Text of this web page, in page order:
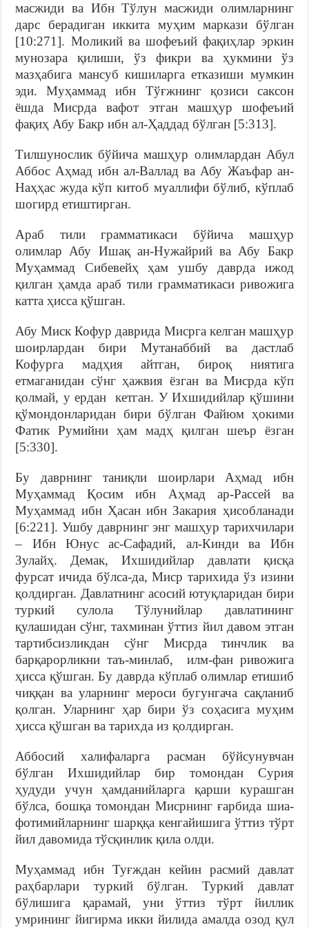
масжиди ва Ибн Тўлун масжиди олимларнинг
дарс берадиган иккита муҳим маркази бўлган
[10:271]. Моликий ва шофеъий фақиҳлар эркин
мунозара қилиши, ўз фикри ва ҳукмини ўз
мазҳабига мансуб кишиларга етказиши мумкин
эди. Муҳаммад ибн Тўғжнинг қозиси саксон
ёшда Мисрда вафот этган машҳур шофеъий
фақиҳ Абу Бакр ибн ал-Ҳаддад бўлган [5:313].
Тилшунослик бўйича машҳур олимлардан Абул
Аббос Аҳмад ибн ал-Валлад ва Абу Жаъфар ан-
Наҳҳас жуда кўп китоб муаллифи бўлиб, кўплаб
шогирд етиштирган.
Араб тили грамматикаси бўйича машҳур
олимлар Абу Ишақ ан-Нужайрий ва Абу Бакр
Муҳаммад Сибевейҳ ҳам ушбу даврда ижод
қилган ҳамда араб тили грамматикаси ривожига
катта ҳисса қўшган.
Абу Миск Кофур даврида Мисрга келган машҳур
шоирлардан бири Мутанаббий ва дастлаб
Кофурга мадҳия айтган, бироқ ниятига
етмаганидан сўнг ҳажвия ёзган ва Мисрда кўп
қолмай, у ердан кетган. У Ихшидийлар қўшини
қўмондонларидан бири бўлган Файюм ҳокими
Фатик Румийни ҳам мадҳ қилган шеър ёзган
[5:330].
Бу даврнинг таниқли шоирлари Аҳмад ибн
Муҳаммад Қосим ибн Аҳмад ар-Рассей ва
Муҳаммад ибн Ҳасан ибн Закария ҳисобланади
[6:221]. Ушбу даврнинг энг машҳур тарихчилари
– Ибн Юнус ас-Сафадий, ал-Кинди ва Ибн
Зулайҳ. Демак, Ихшидийлар давлати қисқа
фурсат ичида бўлса-да, Миср тарихида ўз изини
қолдирган. Давлатнинг асосий ютуқларидан бири
туркий сулола Тўлунийлар давлатининг
қулашидан сўнг, тахминан ўттиз йил давом этган
тартибсизликдан сўнг Мисрда тинчлик ва
барқарорликни таъ-минлаб, илм-фан ривожига
ҳисса қўшган. Бу даврда кўплаб олимлар етишиб
чиққан ва уларнинг мероси бугунгача сақланиб
қолган. Уларнинг ҳар бири ўз соҳасига муҳим
ҳисса қўшган ва тарихда из қолдирган.
Аббосий халифаларга расман бўйсунувчан
бўлган Ихшидийлар бир томондан Сурия
ҳудуди учун ҳамданийларга қарши курашган
бўлса, бошқа томондан Мисрнинг ғарбида шиа-
фотимийларнинг шарққа кенгайишига ўттиз тўрт
йил давомида тўсқинлик қила олди.
Муҳаммад ибн Туғждан кейин расмий давлат
раҳбарлари туркий бўлган. Туркий давлат
бўлишига қарамай, уни ўттиз тўрт йиллик
умрининг йигирма икки йилида амалда озод қул